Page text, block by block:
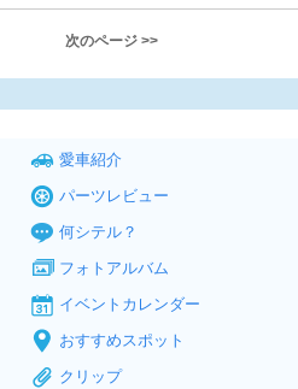
次のページ >>
愛車紹介
パーツレビュー
何シテル？
フォトアルバム
イベントカレンダー
おすすめスポット
クリップ